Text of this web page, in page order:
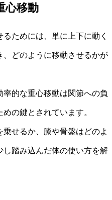
心移動
ためには、単に上下に動く
どのように移動させるかが
的な重心移動は関節への負
の鍵とされています。
せるか、膝や骨盤はどのよ
し踏み込んだ体の使い方を解